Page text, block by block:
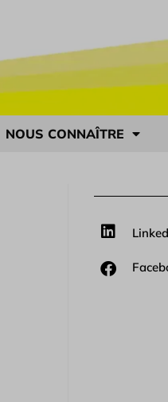
NOUS CONNAÎTRE